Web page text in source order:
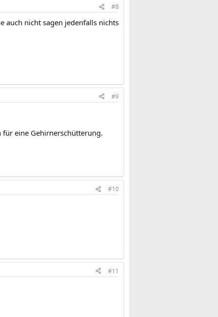
#8
auch nicht sagen jedenfalls nichts
#9
für eine Gehirnerschütterung.
#10
#11